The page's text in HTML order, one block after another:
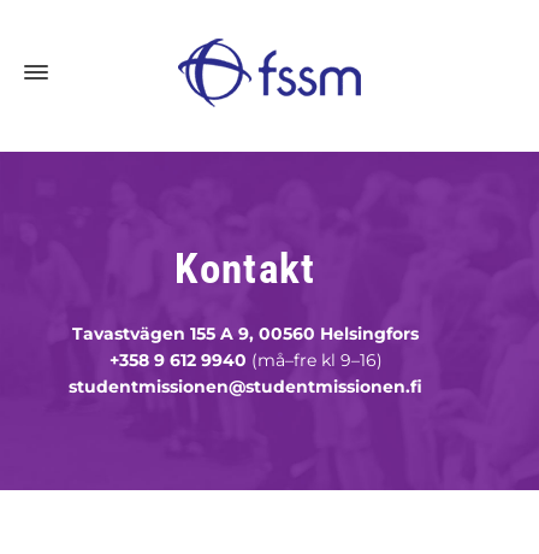
Kontakt
Tavastvägen 155 A 9, 00560 Helsingfors
+358 9 612 9940 (må–fre kl 9–16)
studentmissionen@studentmissionen.fi